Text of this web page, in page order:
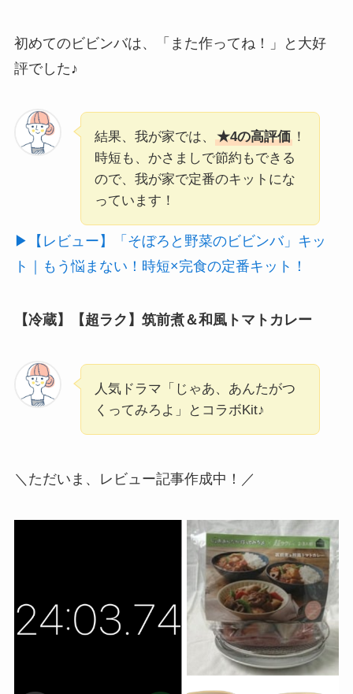
初めてのビビンバは、「また作ってね！」と大好
評でした♪
結果、我が家では、 ★4の高評価！
時短も、かさましで節約もできる
ので、我が家で定番のキットにな
っています！
▶【レビュー】「そぼろと野菜のビビンバ」キッ
ト｜もう悩まない！時短×完食の定番キット！
【冷蔵】 【超ラク】筑前煮＆和風トマトカレー
人気ドラマ「じゃあ、あんたがつ
くってみろよ」とコラボKit♪
＼ただいま、レビュー記事作成中！／